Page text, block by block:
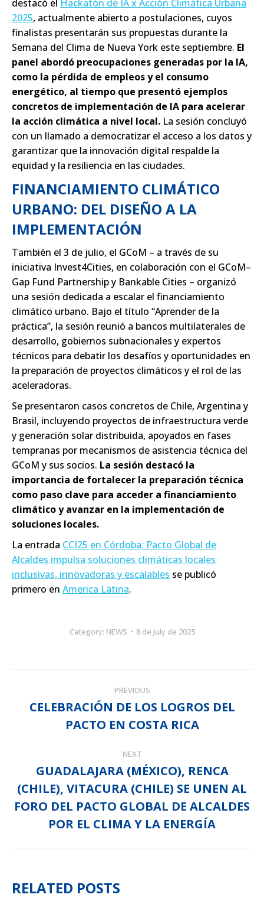
destacó el Hackatón de IA x Acción Climática Urbana
2025, actualmente abierto a postulaciones, cuyos
finalistas presentarán sus propuestas durante la
Semana del Clima de Nueva York este septiembre. El
panel abordó preocupaciones generadas por la IA,
como la pérdida de empleos y el consumo
energético, al tiempo que presentó ejemplos
concretos de implementación de IA para acelerar
la acción climática a nivel local. La sesión concluyó
con un llamado a democratizar el acceso a los datos y
garantizar que la innovación digital respalde la
equidad y la resiliencia en las ciudades.
FINANCIAMIENTO CLIMÁTICO
URBANO: DEL DISEÑO A LA
IMPLEMENTACIÓN
También el 3 de julio, el GCoM – a través de su
iniciativa Invest4Cities, en colaboración con el GCoM–
Gap Fund Partnershipy Bankable Cities – organizó
una sesión dedicada a escalar el financiamiento
climático urbano. Bajo el título “Aprender de la
práctica”, la sesión reunió a bancos multilaterales de
desarrollo, gobiernos subnacionales y expertos
técnicos para debatir los desafíos y oportunidades en
la preparación de proyectos climáticos y el rol de las
aceleradoras.
Se presentaron casos concretos de Chile, Argentina y
Brasil, incluyendo proyectos de infraestructura verde
y generación solar distribuida, apoyados en fases
tempranas por mecanismos de asistencia técnica del
GCoM y sus socios. La sesión destacó la
importancia de fortalecer la preparación técnica
como paso clave para acceder a financiamiento
climático y avanzar en la implementación de
soluciones locales.
La entrada CCI25 en Córdoba: Pacto Global de
Alcaldes impulsa soluciones climáticas locales
inclusivas, innovadoras y escalables se publicó
primero en America Latina.
Category: NEWS 8 de July de 2025
NAVIGATION
PREVIOUS
Previous
post:
CELEBRACIÓN DE LOS LOGROS DEL
PACTO EN COSTA RICA
NEXT
Next
post:
GUADALAJARA (MÉXICO), RENCA
(CHILE), VITACURA (CHILE) SE UNEN AL
FORO DEL PACTO GLOBAL DE ALCALDES
POR EL CLIMA Y LA ENERGÍA
RELATED POSTS